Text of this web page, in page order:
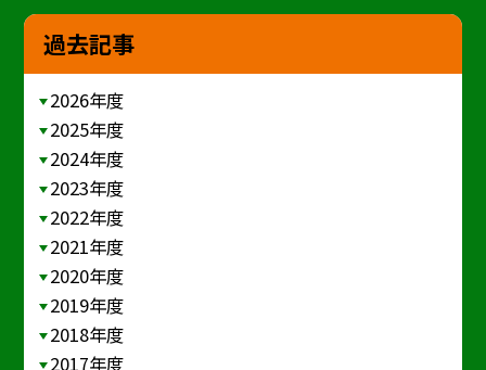
過去記事
2026年度
2025年度
2024年度
2023年度
2022年度
2021年度
2020年度
2019年度
2018年度
2017年度